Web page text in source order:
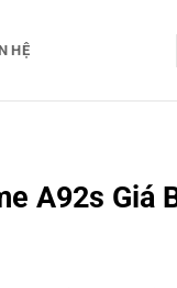
HỆ
A92s Giá